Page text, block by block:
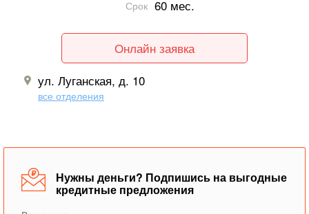
Срок 60 мес.
Онлайн заявка
ул. Луганская, д. 10
все отделения
Нужны деньги? Подпишись на выгодные
кредитные предложения